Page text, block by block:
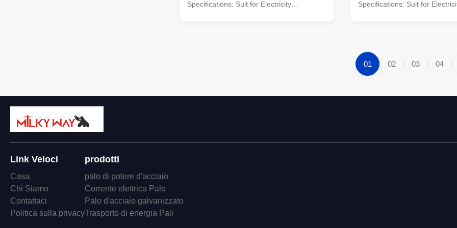
Specifications: Suit for Electricity
Specifications: Suit for
strength>=345n/mm2
Q235B/A36,minimum yield
strength>=235n/mm2 As well
coil from Q460 ,ASTM573
01 02 03 04
Link Veloci
Casa.
Chi Siamo
Contattaci
Politica sulla privacy
prodotti
palo di potere d'acciaio
Corrente elettrica Palo
Palo d'acciaio galvanizzato
Trasporto di energia Pali